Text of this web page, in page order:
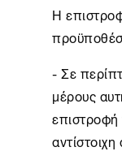
Η
- Σε
μέρους
επιστροφή